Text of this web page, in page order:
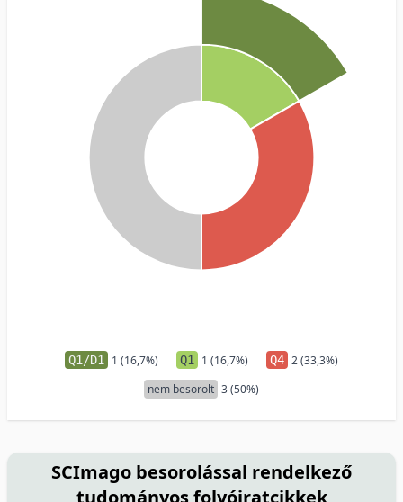
Q1/D1 1 (16,7%) Q1 1 (16,7%) Q4 2 (33,3%)
nem besorolt 3 (50%)
SCImago besorolással rendelkező
tudományos folyóiratcikkek